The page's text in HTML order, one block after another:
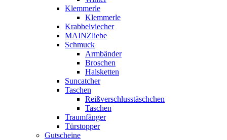
Klemmerle
Klemmerle
Krabbelviecher
MAINZliebe
Schmuck
Armbänder
Broschen
Halsketten
Suncatcher
Taschen
Reißverschlusstäschchen
Taschen
Traumfänger
Türstopper
Gutscheine